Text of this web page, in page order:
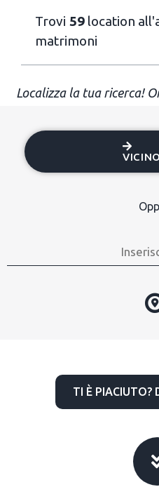
Trovi 59 location
matrimoni
Localizza la tua ricerca!
TI È PIACIUTO?